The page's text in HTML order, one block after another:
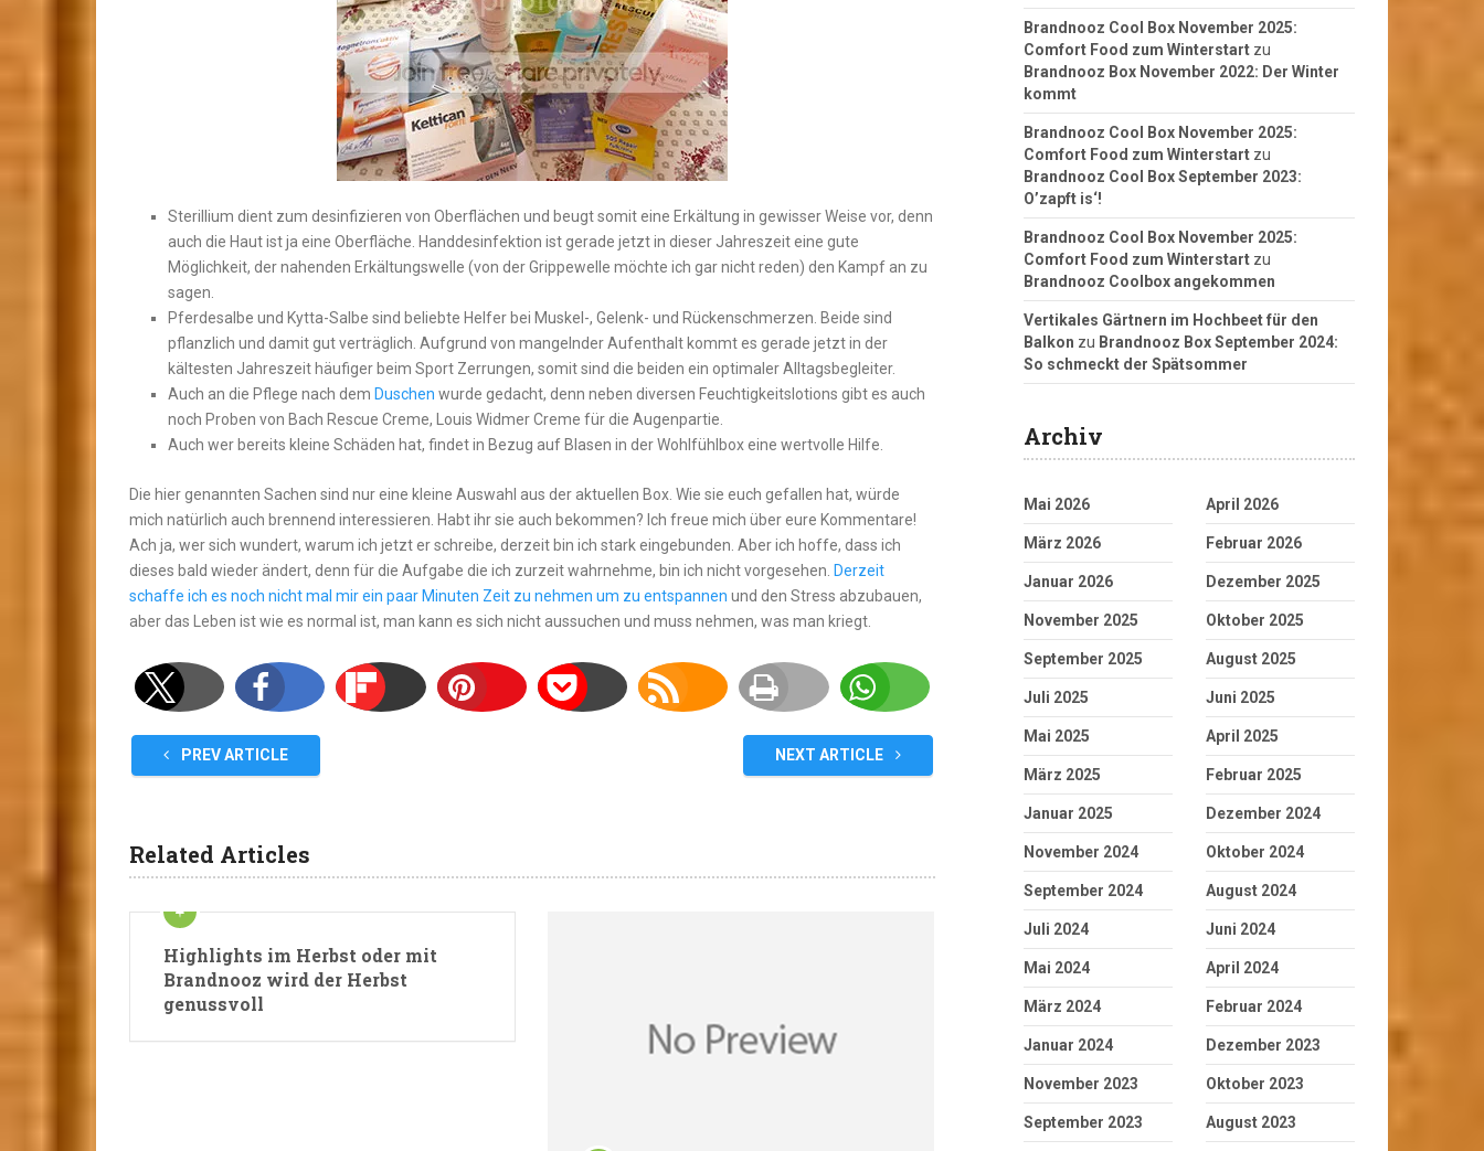
Sterillium dient zum desinfizieren von Oberflächen und beugt somit eine Erkältung in gewisser Weise vor, denn
auch die Haut ist ja eine Oberfläche. Handdesinfektion ist gerade jetzt in dieser Jahreszeit eine gute
Möglichkeit, der nahenden Erkältungswelle (von der Grippewelle möchte ich gar nicht reden) den Kampf an zu
sagen.
Pferdesalbe und Kytta-Salbe sind beliebte Helfer bei Muskel-, Gelenk- und Rückenschmerzen. Beide sind
pflanzlich und damit gut verträglich. Aufgrund von mangelnder Aufenthalt kommt es gerade jetzt in der
kältesten Jahreszeit häufiger beim Sport Zerrungen, somit sind die beiden ein optimaler Alltagsbegleiter.
Auch an die Pflege nach dem Duschen wurde gedacht, denn neben diversen Feuchtigkeitslotions gibt es auch
noch Proben von Bach Rescue Creme, Louis Widmer Creme für die Augenpartie.
Auch wer bereits kleine Schäden hat, findet in Bezug auf Blasen in der Wohlfühlbox eine wertvolle Hilfe.
Die hier genannten Sachen sind nur eine kleine Auswahl aus der aktuellen Box. Wie sie euch gefallen hat, würde
mich natürlich auch brennend interessieren. Habt ihr sie auch bekommen? Ich freue mich über eure Kommentare!
Ach ja, wer sich wundert, warum ich jetzt er schreibe, derzeit bin ich stark eingebunden. Aber ich hoffe, dass ich
dieses bald wieder ändert, denn für die Aufgabe die ich zurzeit wahrnehme, bin ich nicht vorgesehen. Derzeit
schaffe ich es noch nicht mal mir ein paar Minuten Zeit zu nehmen um zu entspannen und den Stress abzubauen,
aber das Leben ist wie es normal ist, man kann es sich nicht aussuchen und muss nehmen, was man kriegt.
PREV ARTICLE NEXT ARTICLE
Related Articles
Highlights im Herbst oder mit
Brandnooz wird der Herbst
genussvoll
Brandnooz Cool Box November 2025:
Comfort Food zum Winterstart zu
Brandnooz Box November 2022: Der Winter
kommt
Brandnooz Cool Box November 2025:
Comfort Food zum Winterstart zu
Brandnooz Cool Box September 2023:
O’zapft is‘!
Brandnooz Cool Box November 2025:
Comfort Food zum Winterstart zu
Brandnooz Coolbox angekommen
Vertikales Gärtnern im Hochbeet für den
Balkon zu Brandnooz Box September 2024:
So schmeckt der Spätsommer
Archiv
Mai 2026 April 2026
März 2026 Februar 2026
Januar 2026 Dezember 2025
November 2025 Oktober 2025
September 2025 August 2025
Juli 2025 Juni 2025
Mai 2025 April 2025
März 2025 Februar 2025
Januar 2025 Dezember 2024
November 2024 Oktober 2024
September 2024 August 2024
Juli 2024 Juni 2024
Mai 2024 April 2024
März 2024 Februar 2024
Januar 2024 Dezember 2023
November 2023 Oktober 2023
September 2023 August 2023